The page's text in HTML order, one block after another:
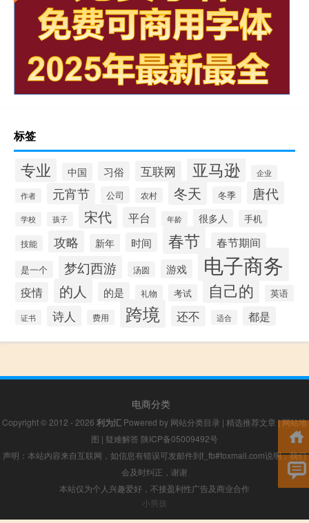
标签
专业 中国 习俗 互联网 亚马逊 企业
作者 元宵节 公司 农村 冬天 冬季 唐代
学校 孩子 宋代 平台 年龄 很多人 手机
技能 攻略 新年 时间 春节 春节期间
是一个 梦幻西游 汤圆 游戏 电子商务
疫情 的人 的是 礼物 考试 自己的 英语
证书 诗人 费用 跨境 还不 适合 都是
电商分类
Copyright © 2012 - 2026 利为汇 Powered by 网站分类目录 | 精选推荐文章 |网站地
图 | 疑难解答 陕ICP备05009492号
声明：本站内容来自互联网，如信息有错误可发邮件到f_fb#foxmail.com说明，我们
会及时纠正，谢谢
本站仅为个人兴趣爱好，不接盈利性广告及商业合作
小男孩